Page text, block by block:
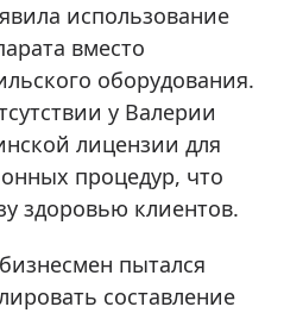
использование
вместо
оборудования.
у Валерии
лицензии для
процедур, что
здоровью клиентов.
пытался
составление